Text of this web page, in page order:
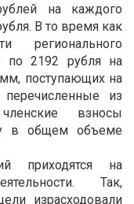
на каждого
В то время как
регионального
по 2192 рубля на
поступающих на
из
взносы
в общем объеме
приходятся на
Так,
израсходовали